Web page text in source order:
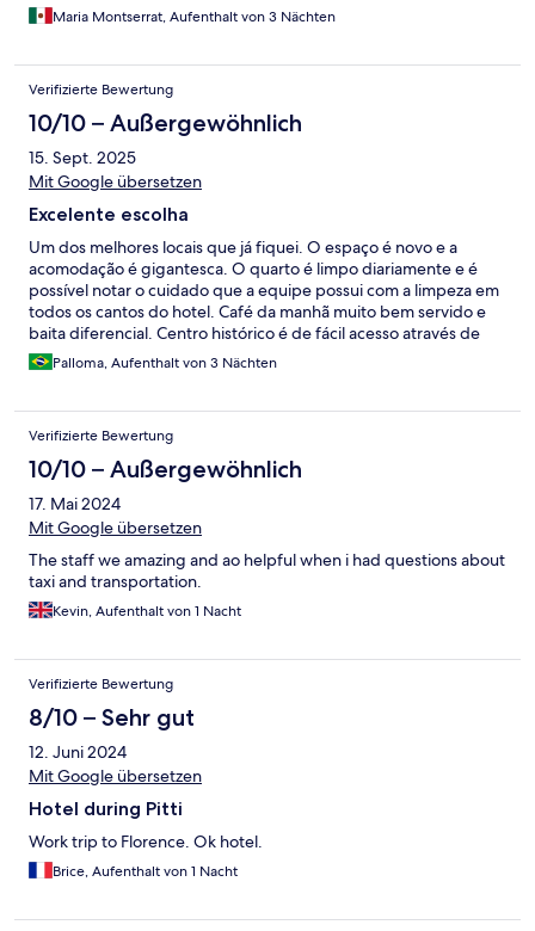
Maria Montserrat, Aufenthalt von 3 Nächten
Verifizierte Bewertung
10/10 – Außergewöhnlich
15. Sept. 2025
Mit Google übersetzen
Excelente escolha
Um dos melhores locais que já fiquei. O espaço é novo e a
acomodação é gigantesca. O quarto é limpo diariamente e é
possível notar o cuidado que a equipe possui com a limpeza em
todos os cantos do hotel. Café da manhã muito bem servido e
baita diferencial. Centro histórico é de fácil acesso através de
transporte público ou bicicleta.
Palloma, Aufenthalt von 3 Nächten
Verifizierte Bewertung
10/10 – Außergewöhnlich
17. Mai 2024
Mit Google übersetzen
The staff we amazing and ao helpful when i had questions about
taxi and transportation.
Kevin, Aufenthalt von 1 Nacht
Verifizierte Bewertung
8/10 – Sehr gut
12. Juni 2024
Mit Google übersetzen
Hotel during Pitti
Work trip to Florence. Ok hotel.
Brice, Aufenthalt von 1 Nacht